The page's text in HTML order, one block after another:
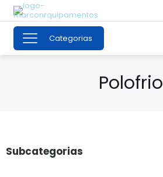
Categorias
Polofrio
Subcategorias